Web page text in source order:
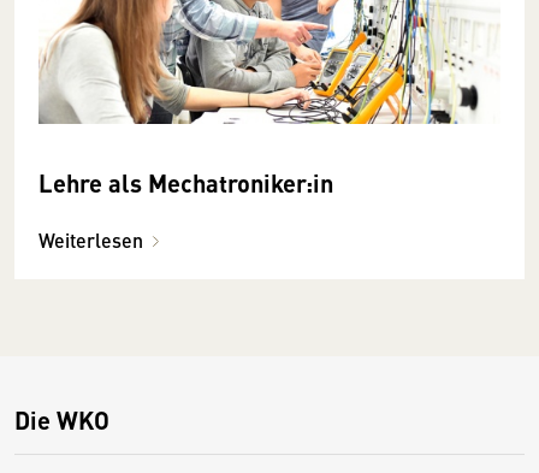
Lehre als Mechatroniker:in
Weiterlesen
Die WKO